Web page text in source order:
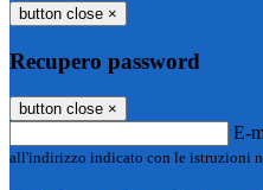
button close ×
Recupero password
button close ×
E-
all'indirizzo indicato con le istruzioni